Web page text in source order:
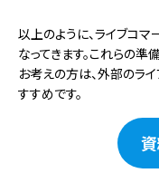
以上のように、ライブコ
なってきます。これらの
お考えの方は、外部のラ
すすめです。